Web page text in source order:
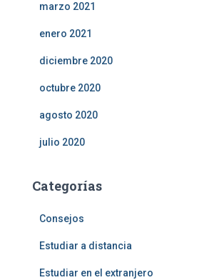
marzo 2021
enero 2021
diciembre 2020
octubre 2020
agosto 2020
julio 2020
Categorías
Consejos
Estudiar a distancia
Estudiar en el extranjero